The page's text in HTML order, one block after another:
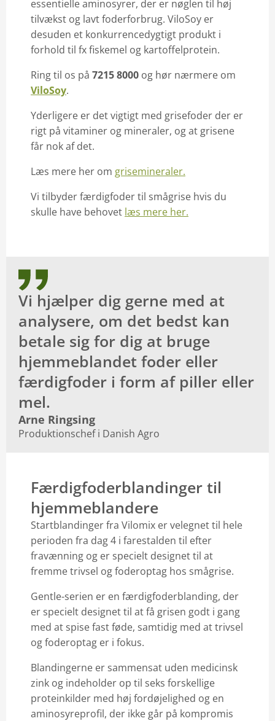
essentielle aminosyrer, der er nøglen til høj
tilvækst og lavt foderforbrug. ViloSoy er
desuden et konkurrencedygtigt produkt i
forhold til fx fiskemel og kartoffelprotein.
Ring til os på 7215 8000 og hør nærmere om
ViloSoy.
Yderligere er det vigtigt med grisefoder der er
rigt på vitaminer og mineraler, og at grisene
får nok af det.
Læs mere her om grisemineraler.
Vi tilbyder færdigfoder til smågrise hvis du
skulle have behovet læs mere her.
Vi hjælper dig gerne med at
analysere, om det bedst kan
betale sig for dig at bruge
hjemmeblandet foder eller
færdigfoder i form af piller eller
mel.
Arne Ringsing
Produktionschef i Danish Agro
Færdigfoderblandinger til
hjemmeblandere
Startblandinger fra Vilomix er velegnet til hele
perioden fra dag 4 i farestalden til efter
fravænning og er specielt designet til at
fremme trivsel og foderoptag hos smågrise.
Gentle-serien er en færdigfoderblanding, der
er specielt designet til at få grisen godt i gang
med at spise fast føde, samtidig med at trivsel
og foderoptag er i fokus.
Blandingerne er sammensat uden medicinsk
zink og indeholder op til seks forskellige
proteinkilder med høj fordøjelighed og en
aminosyreprofil, der ikke går på kompromis